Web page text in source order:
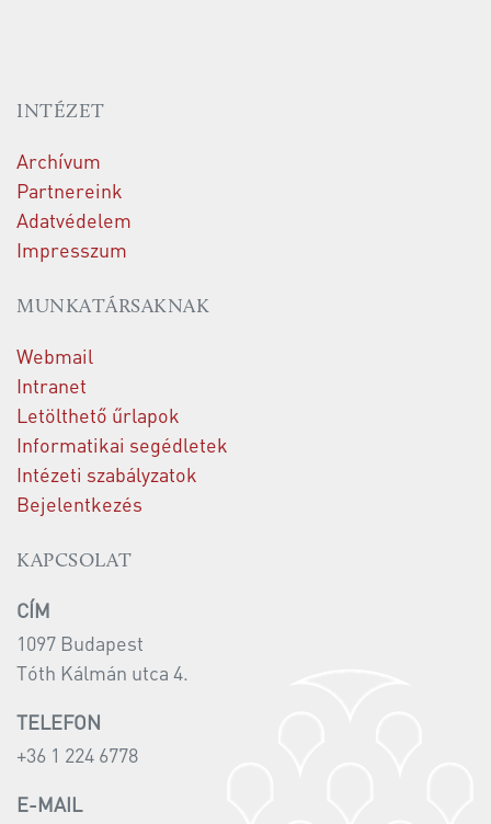
INTÉZET
Archívum
Partnereink
Adatvédelem
Impresszum
MUNKATÁRSAKNAK
Webmail
Intranet
Letölthető űrlapok
Informatikai segédletek
Intézeti szabályzatok
Bejelentkezés
KAPCSOLAT
CÍM
1097 Budapest
Tóth Kálmán utca 4.
TELEFON
+36 1 224 6778
E-MAIL